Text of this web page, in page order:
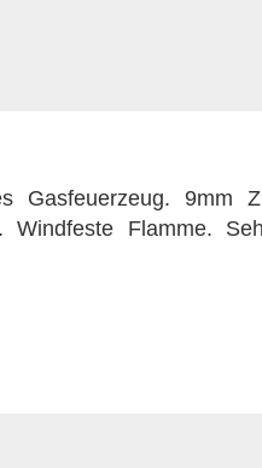
Gasfeuerzeug. 9mm
Flamme.